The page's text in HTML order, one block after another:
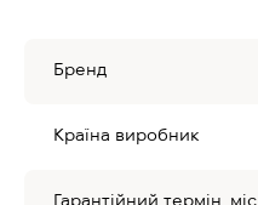
Бренд
Країна виробник
Гарантійний термін, міс